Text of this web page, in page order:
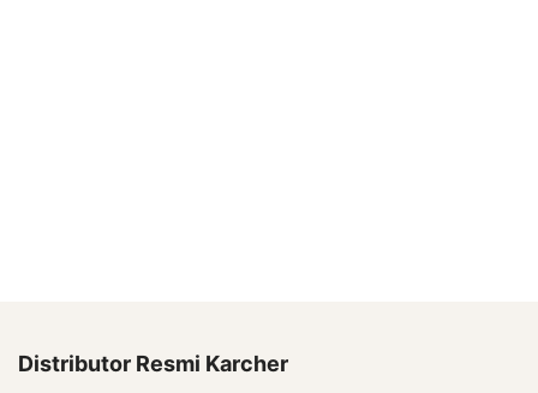
Distributor Resmi Karcher